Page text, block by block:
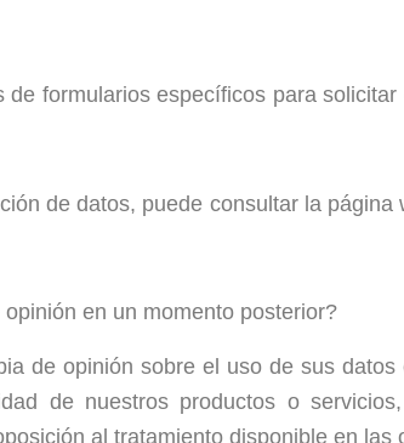
formularios específicos para
de datos, puede consultar la
en un momento posterior?
de opinión sobre el uso de sus
de nuestros productos o
al tratamiento disponible en las